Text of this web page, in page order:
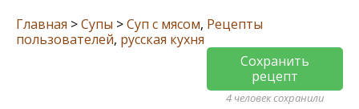
Главная >Супы >Суп с мясом, Рецепты
пользователей, русская кухня
Сохранить
рецепт
4 человек сохранили